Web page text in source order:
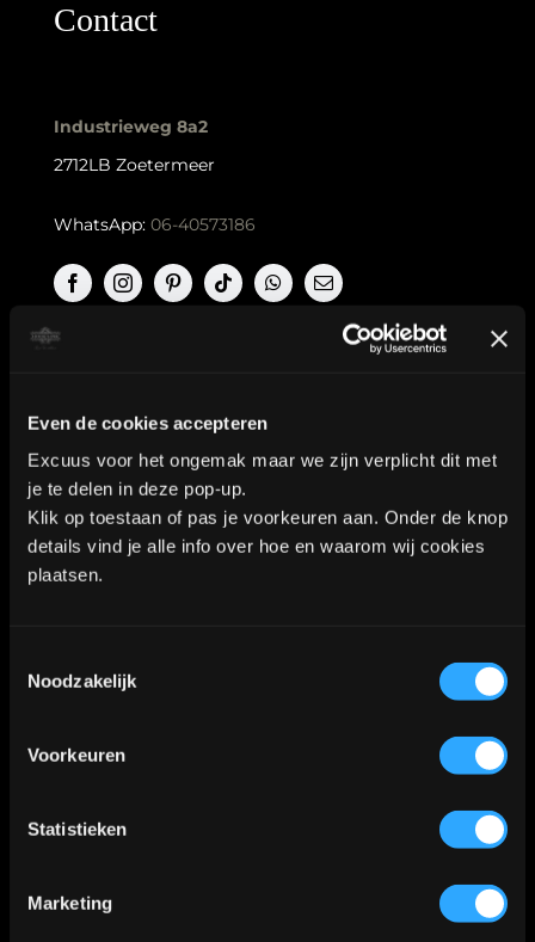
Even de cookies accepteren
Excuus voor het ongemak maar we zijn verplicht dit met
je te delen in deze pop-up.
Klik op toestaan of pas je voorkeuren aan. Onder de knop
details vind je alle info over hoe en waarom wij cookies
plaatsen.
Noodzakelijk
Voorkeuren
Statistieken
Marketing
Contact
Industrieweg 8a2
2712LB Zoetermeer
WhatsApp: 06-40573186
KVK nummer: 90552571 | BTW nummer: NL002036941B22 |
Algemene voorwaarden|Privacy Policy
Kaart